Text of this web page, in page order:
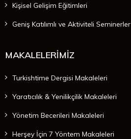
Kişisel Gelişim Eğitimleri
Geniş Katılımlı ve Aktiviteli Seminerler
MAKALELERİMİZ
Turkishtime Dergisi Makaleleri
Yaratıcılık & Yenilikçilik Makaleleri
Yönetim Becerileri Makaleleri
Herşey İçin 7 Yöntem Makaleleri